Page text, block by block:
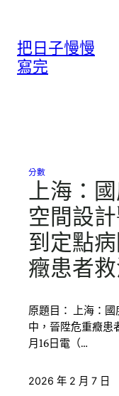
把日子慢慢
寫完
分數
上海：
空間設
到定點
癥患者
原題目： 上海：
中，晉陞危重癥患
月16日電（…
2026 年 2 月 7 日